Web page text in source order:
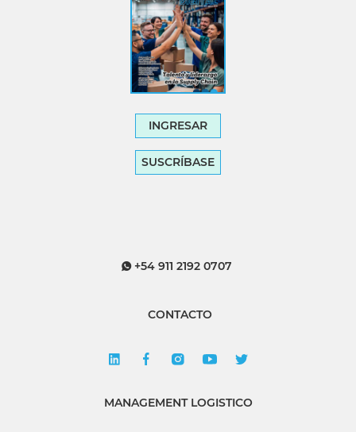
INGRESAR
SUSCRÍBASE
+54 911 2192 0707
CONTACTO
MANAGEMENT LOGISTICO